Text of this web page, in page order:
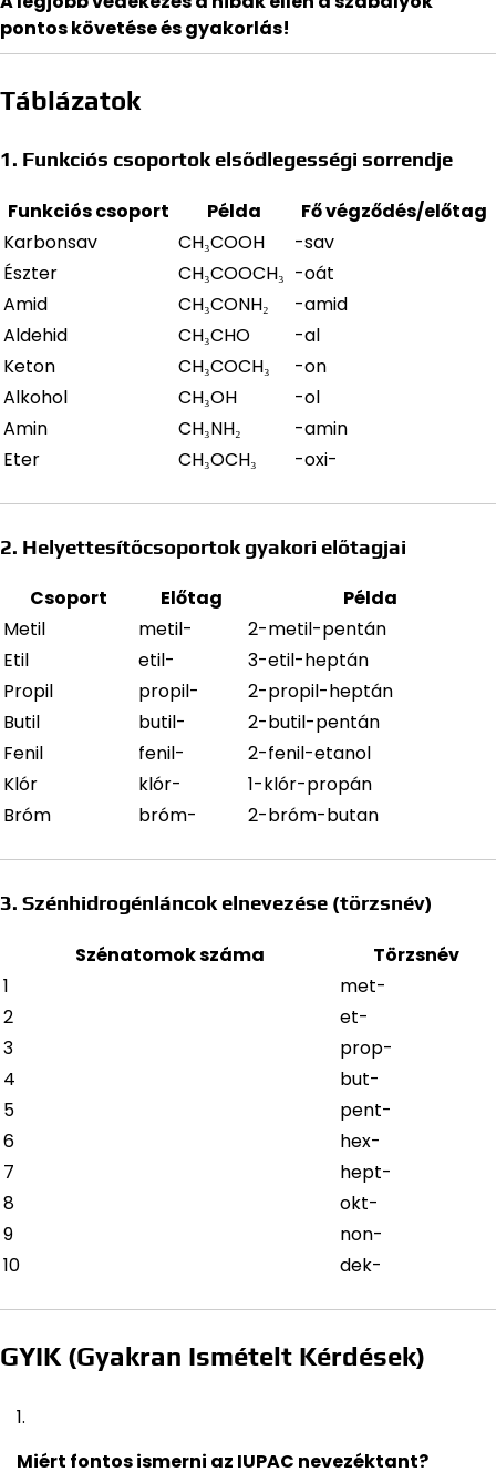
pontos követése és gyakorlás!
Táblázatok
1. Funkciós csoportok elsődlegességi sorrendje
Funkciós csoport Példa
Fő végződés/előtag
Karbonsav
CH₃COOH
-sav
Észter
CH₃COOCH₃ -oát
Amid
CH₃CONH₂
-amid
Aldehid
CH₃CHO
-al
Keton
CH₃COCH₃
-on
Alkohol
CH₃OH
-ol
Amin
CH₃NH₂
-amin
Eter
CH₃OCH₃ -oxi-
2. Helyettesítőcsoportok gyakori előtagjai
Csoport Előtag
Példa
Metil
metil-
2-metil-pentán
Etil
etil-
3-etil-heptán
Propil
propil-
2-propil-heptán
Butil
butil-
2-butil-pentán
Fenil
fenil-
2-fenil-etanol
Klór
klór-
1-klór-propán
Bróm
bróm- 2-bróm-butan
3. Szénhidrogénláncok elnevezése (törzsnév)
Szénatomok száma
Törzsnév
1
met-
2
et-
3
prop-
4
but-
5
pent-
6
hex-
7
hept-
8
okt-
9
non-
10
dek-
GYIK (Gyakran Ismételt Kérdések)
Miért fontos ismerni az IUPAC nevezéktant?